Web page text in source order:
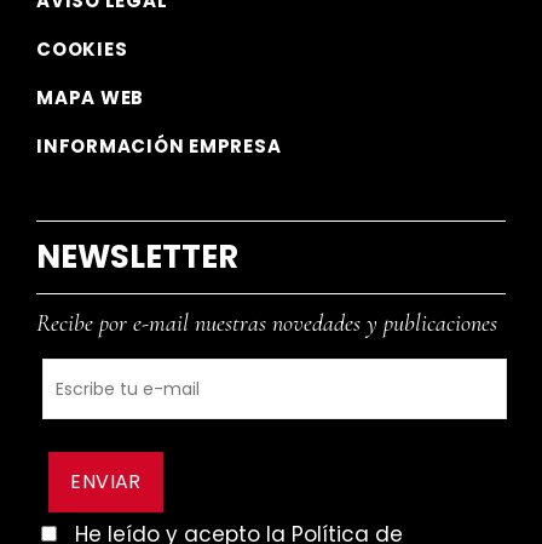
COOKIES
MAPA WEB
INFORMACIÓN EMPRESA
NEWSLETTER
Recibe por e-mail nuestras novedades y publicaciones
He leído y acepto la Política de